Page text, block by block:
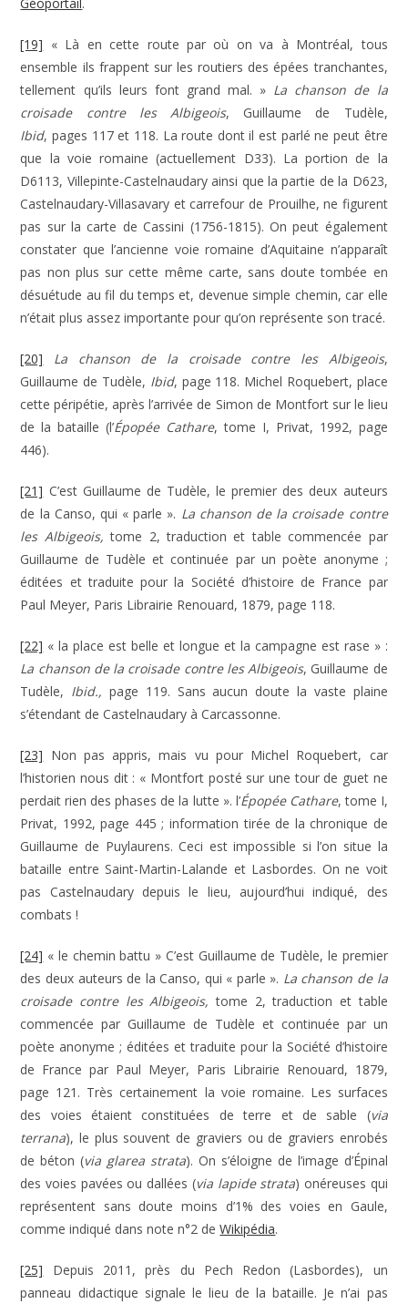
[19] « Là en cette route par où on va à Montréal, tous
ensemble ils frappent sur les routiers des épées tranchantes,
tellement qu’ils leurs font grand mal. » La chanson de la
croisade contre les Albigeois, Guillaume de Tudèle,
Ibid, pages 117 et 118. La route dont il est parlé ne peut être
que la voie romaine (actuellement D33). La portion de la
D6113, Villepinte-Castelnaudary ainsi que la partie de la D623,
Castelnaudary-Villasavary et carrefour de Prouilhe, ne figurent
pas sur la carte de Cassini (1756-1815). On peut également
constater que l’ancienne voie romaine d’Aquitaine n’apparaît
pas non plus sur cette même carte, sans doute tombée en
désuétude au fil du temps et, devenue simple chemin, car elle
n’était plus assez importante pour qu’on représente son tracé.
[20] La chanson de la croisade contre les Albigeois,
Guillaume de Tudèle, Ibid, page 118. Michel Roquebert, place
cette péripétie, après l’arrivée de Simon de Montfort sur le lieu
de la bataille (l’Épopée Cathare, tome I, Privat, 1992, page
446).
[21] C’est Guillaume de Tudèle, le premier des deux auteurs
de la Canso, qui « parle ». La chanson de la croisade contre
les Albigeois, tome 2, traduction et table commencée par
Guillaume de Tudèle et continuée par un poète anonyme ;
éditées et traduite pour la Société d’histoire de France par
Paul Meyer, Paris Librairie Renouard, 1879, page 118.
[22] « la place est belle et longue et la campagne est rase » :
La chanson de la croisade contre les Albigeois, Guillaume de
Tudèle, Ibid., page 119. Sans aucun doute la vaste plaine
s’étendant de Castelnaudary à Carcassonne.
[23] Non pas appris, mais vu pour Michel Roquebert, car
l’historien nous dit : « Montfort posté sur une tour de guet ne
perdait rien des phases de la lutte ». l’Épopée Cathare, tome I,
Privat, 1992, page 445 ; information tirée de la chronique de
Guillaume de Puylaurens. Ceci est impossible si l’on situe la
bataille entre Saint-Martin-Lalande et Lasbordes. On ne voit
pas Castelnaudary depuis le lieu, aujourd’hui indiqué, des
combats !
[24] « le chemin battu » C’est Guillaume de Tudèle, le premier
des deux auteurs de la Canso, qui « parle ». La chanson de la
croisade contre les Albigeois, tome 2, traduction et table
commencée par Guillaume de Tudèle et continuée par un
poète anonyme ; éditées et traduite pour la Société d’histoire
de France par Paul Meyer, Paris Librairie Renouard, 1879,
page 121. Très certainement la voie romaine. Les surfaces
des voies étaient constituées de terre et de sable (via
terrana), le plus souvent de graviers ou de graviers enrobés
de béton (via glarea strata). On s’éloigne de l’image d’Épinal
des voies pavées ou dallées (via lapide strata) onéreuses qui
représentent sans doute moins d’1% des voies en Gaule,
comme indiqué dans note n°2 deWikipédia.
[25] Depuis 2011, près du Pech Redon (Lasbordes), un
panneau didactique signale le lieu de la bataille. Je n’ai pas